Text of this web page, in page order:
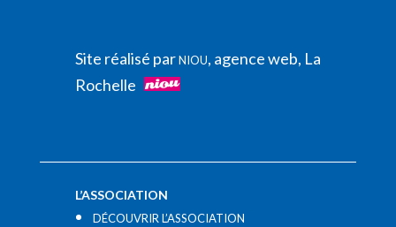
Site réalisé parNIOU, agence web, La
Rochelle
L’ASSOCIATION
DÉCOUVRIR L’ASSOCIATION